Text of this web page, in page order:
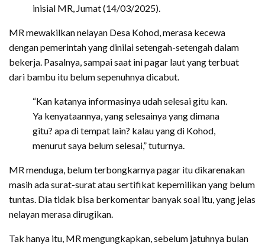
inisial MR, Jumat (14/03/2025).
MR mewakilkan nelayan Desa Kohod, merasa kecewa
dengan pemerintah yang dinilai setengah-setengah dalam
bekerja. Pasalnya, sampai saat ini pagar laut yang terbuat
dari bambu itu belum sepenuhnya dicabut.
“Kan katanya informasinya udah selesai gitu kan.
Ya kenyataannya, yang selesainya yang dimana
gitu? apa di tempat lain? kalau yang di Kohod,
menurut saya belum selesai,” tuturnya.
MR menduga, belum terbongkarnya pagar itu dikarenakan
masih ada surat-surat atau sertifikat kepemilikan yang belum
tuntas. Dia tidak bisa berkomentar banyak soal itu, yang jelas
nelayan merasa dirugikan.
Tak hanya itu, MR mengungkapkan, sebelum jatuhnya bulan